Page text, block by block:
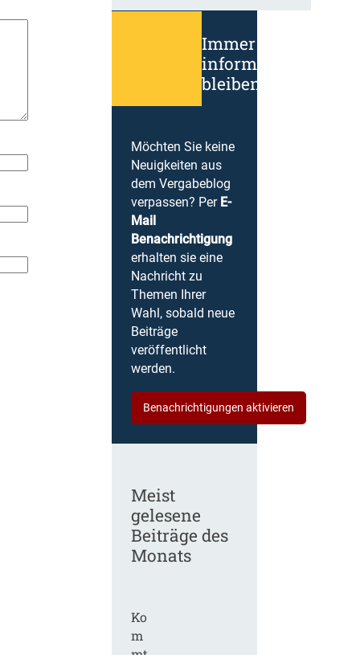
Immer
informiert
bleiben!
Möchten Sie keine
Neuigkeiten aus
dem Vergabeblog
verpassen? Per E-
Mail
Benachrichtigung
erhalten sie eine
Nachricht zu
Themen Ihrer
Wahl, sobald neue
Beiträge
veröffentlicht
werden.
Benachrichtigungen aktivieren
Meist
gelesene
Beiträge des
Monats
Ko
m